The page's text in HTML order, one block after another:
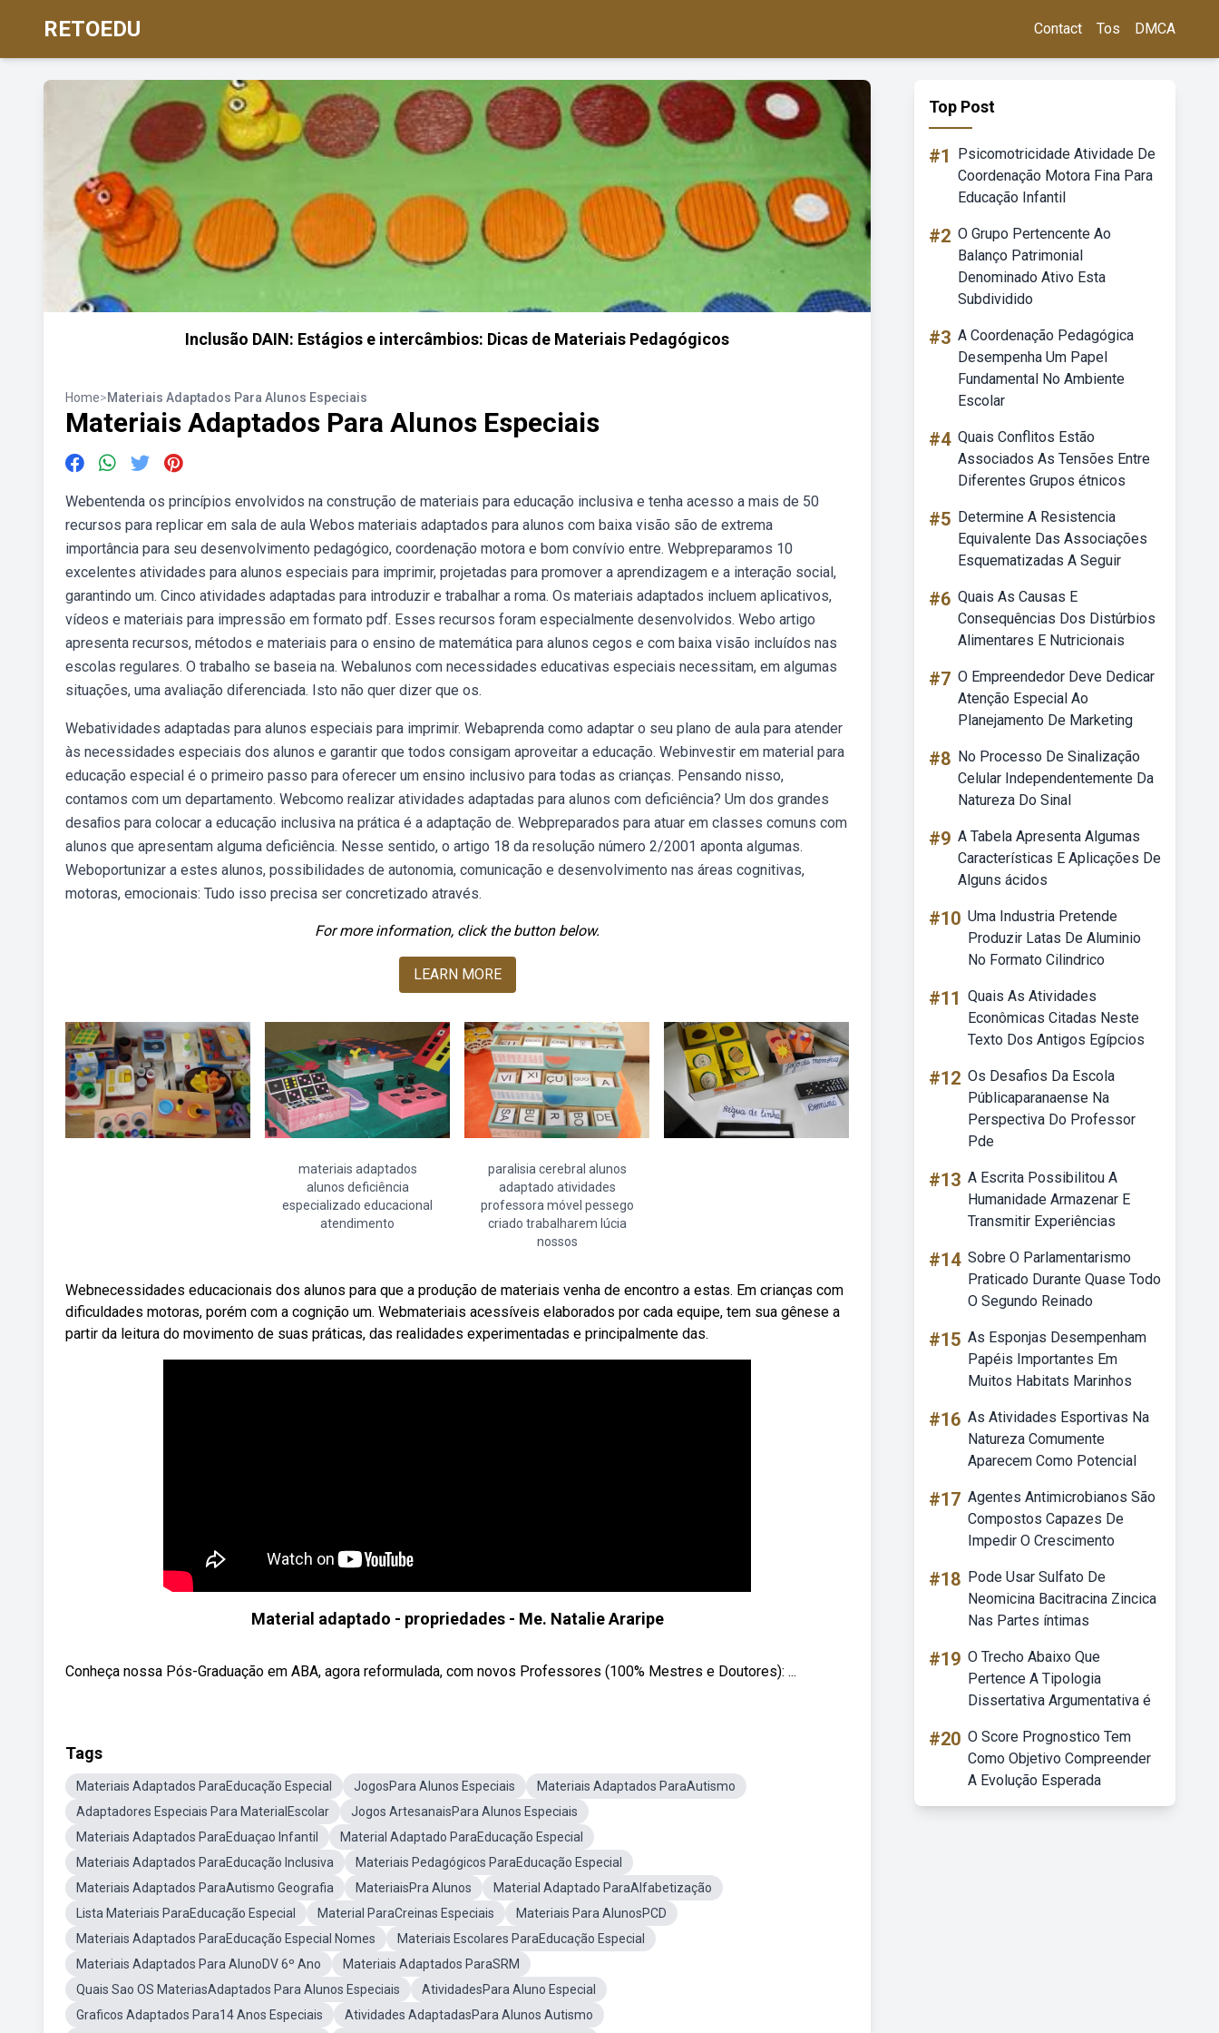
RETOEDU Contact Tos DMCA
Inclusão DAIN: Estágios e intercâmbios: Dicas de Materiais Pedagógicos
Home>Materiais Adaptados Para Alunos Especiais
Materiais Adaptados Para Alunos Especiais
Webentenda os princípios envolvidos na construção de materiais para educação inclusiva e tenha acesso a mais de 50
recursos para replicar em sala de aula Webos materiais adaptados para alunos com baixa visão são de extrema
importância para seu desenvolvimento pedagógico, coordenação motora e bom convívio entre. Webpreparamos 10
excelentes atividades para alunos especiais para imprimir, projetadas para promover a aprendizagem e a interação social,
garantindo um. Cinco atividades adaptadas para introduzir e trabalhar a roma. Os materiais adaptados incluem aplicativos,
vídeos e materiais para impressão em formato pdf. Esses recursos foram especialmente desenvolvidos. Webo artigo
apresenta recursos, métodos e materiais para o ensino de matemática para alunos cegos e com baixa visão incluídos nas
escolas regulares. O trabalho se baseia na. Webalunos com necessidades educativas especiais necessitam, em algumas
situações, uma avaliação diferenciada. Isto não quer dizer que os.
Webatividades adaptadas para alunos especiais para imprimir. Webaprenda como adaptar o seu plano de aula para atender
às necessidades especiais dos alunos e garantir que todos consigam aproveitar a educação. Webinvestir em material para
educação especial é o primeiro passo para oferecer um ensino inclusivo para todas as crianças. Pensando nisso,
contamos com um departamento. Webcomo realizar atividades adaptadas para alunos com deficiência? Um dos grandes
desaﬁos para colocar a educação inclusiva na prática é a adaptação de. Webpreparados para atuar em classes comuns com
alunos que apresentam alguma deficiência. Nesse sentido, o artigo 18 da resolução número 2/2001 aponta algumas.
Weboportunizar a estes alunos, possibilidades de autonomia, comunicação e desenvolvimento nas áreas cognitivas,
motoras, emocionais: Tudo isso precisa ser concretizado através.
For more information, click the button below.
LEARN MORE
materiais adaptados
alunos deficiência
especializado educacional
atendimento
paralisia cerebral alunos
adaptado atividades
professora móvel pessego
criado trabalharem lúcia
nossos
Webnecessidades educacionais dos alunos para que a produção de materiais venha de encontro a estas. Em crianças com
dificuldades motoras, porém com a cognição um. Webmateriais acessíveis elaborados por cada equipe, tem sua gênese a
partir da leitura do movimento de suas práticas, das realidades experimentadas e principalmente das.
Material adaptado - propriedades - Me. Natalie Araripe
Conheça nossa Pós-Graduação em ABA, agora reformulada, com novos Professores (100% Mestres e Doutores): ...
Tags
Materiais Adaptados ParaEducação Especial JogosPara Alunos Especiais
Materiais Adaptados ParaAutismo
Adaptadores Especiais Para MaterialEscolar
Jogos ArtesanaisPara Alunos Especiais
Materiais Adaptados ParaEduaçao Infantil
Material Adaptado ParaEducação Especial
Materiais Adaptados ParaEducação Inclusiva
Materiais Pedagógicos ParaEducação Especial
Materiais Adaptados ParaAutismo Geografia
MateriaisPra Alunos
Material Adaptado ParaAlfabetização
Lista Materiais ParaEducação Especial
Material ParaCreinas Especiais
Materiais Para AlunosPCD
Materiais Adaptados ParaEducação Especial Nomes
Materiais Escolares ParaEducação Especial
Materiais Adaptados Para AlunoDV 6º Ano
Materiais Adaptados ParaSRM
Quais Sao OS MateriasAdaptados Para Alunos Especiais
AtividadesPara Aluno Especial
Graficos Adaptados Para14 Anos Especiais
Atividades AdaptadasPara Alunos Autismo
Top Post
#1
Psicomotricidade Atividade De
Coordenação Motora Fina Para
Educação Infantil
#2 O Grupo Pertencente Ao
Balanço Patrimonial
Denominado Ativo Esta
Subdividido
#3 A Coordenação Pedagógica
Desempenha Um Papel
Fundamental No Ambiente
Escolar
#4 Quais Conflitos Estão
Associados As Tensões Entre
Diferentes Grupos étnicos
#5 Determine A Resistencia
Equivalente Das Associações
Esquematizadas A Seguir
#6 Quais As Causas E
Consequências Dos Distúrbios
Alimentares E Nutricionais
#7 O Empreendedor Deve Dedicar
Atenção Especial Ao
Planejamento De Marketing
#8 No Processo De Sinalização
Celular Independentemente Da
Natureza Do Sinal
#9 A Tabela Apresenta Algumas
Características E Aplicações De
Alguns ácidos
#10 Uma Industria Pretende
Produzir Latas De Aluminio
No Formato Cilindrico
#11 Quais As Atividades
Econômicas Citadas Neste
Texto Dos Antigos Egípcios
#12 Os Desafios Da Escola
Públicaparanaense Na
Perspectiva Do Professor
Pde
#13 A Escrita Possibilitou A
Humanidade Armazenar E
Transmitir Experiências
#14 Sobre O Parlamentarismo
Praticado Durante Quase Todo
O Segundo Reinado
#15 As Esponjas Desempenham
Papéis Importantes Em
Muitos Habitats Marinhos
#16 As Atividades Esportivas Na
Natureza Comumente
Aparecem Como Potencial
#17 Agentes Antimicrobianos São
Compostos Capazes De
Impedir O Crescimento
#18 Pode Usar Sulfato De
Neomicina Bacitracina Zincica
Nas Partes íntimas
#19 O Trecho Abaixo Que
Pertence A Tipologia
Dissertativa Argumentativa é
#20 O Score Prognostico Tem
Como Objetivo Compreender
A Evolução Esperada